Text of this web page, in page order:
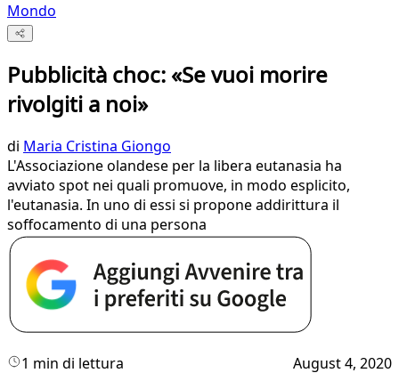
Mondo
Pubblicità choc: «Se vuoi morire
rivolgiti a noi»
di Maria Cristina Giongo
L'Associazione olandese per la libera eutanasia ha
avviato spot nei quali promuove, in modo esplicito,
l'eutanasia. In uno di essi si propone addirittura il
soffocamento di una persona
1 min di lettura August 4, 2020